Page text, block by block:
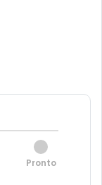
Pronto